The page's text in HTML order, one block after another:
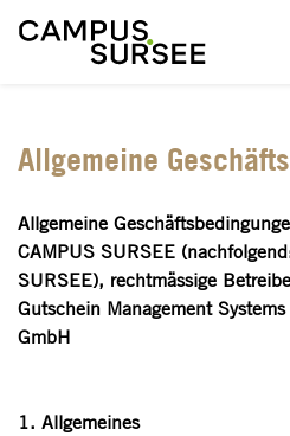
Allgemeine
Allgemeine
CAMPUS SURSEE
SURSEE), rechtmässige
Gutschein Management
GmbH
1. Allgemeines